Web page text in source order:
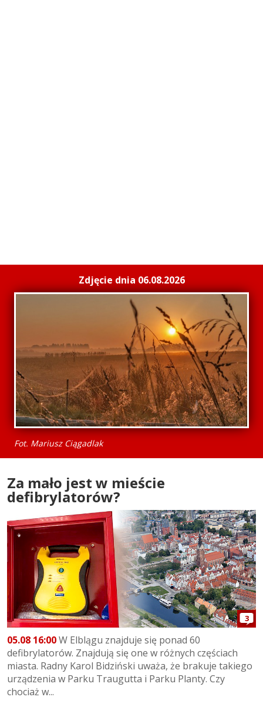
Zdjęcie dnia 06.08.2026
Fot. Mariusz Ciągadlak
Za mało jest w mieście
defibrylatorów?
3
05.08 16:00W Elblągu znajduje się ponad 60
defibrylatorów. Znajdują się one w różnych częściach
miasta. Radny Karol Bidziński uważa, że brakuje takiego
urządzenia w Parku Traugutta i Parku Planty. Czy
chociaż w...